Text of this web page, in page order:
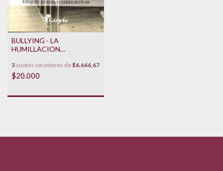
BULLYING - LA
HUMILLACION
3 cuotas sin interés de$6.666,67
$20.000